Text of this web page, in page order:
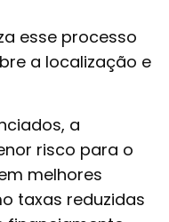
esse processo
a localização e
a
risco para o
melhores
taxas reduzidas